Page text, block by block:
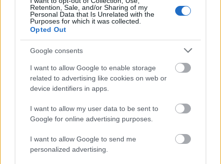
Retention, Sale, and/or Sharing of my
Personal Data that Is Unrelated with the
Purposes for which it was collected.
Opted Out
Google consents
I want to allow Google to enable storage
related to advertising like cookies on web or
device identifiers in apps.
I want to allow my user data to be sent to
Google for online advertising purposes.
I want to allow Google to send me
personalized advertising.
minőségben a félóránkénti zeneismétlések miatt
még a 128 MB-os pendrive-om is jobb tőle -
gondolok itt a rajta elférő változatos zenék számára.
Szerencsére a vidéki rádiók arányaiban igenis
felveszik a versenyt a ClassFM-mel. A jobbnál jobb,
és változatosabb zenéket pedig már ne is említsük.
11 éve
@Övönaluli Lali : Jenő írta, a többi stimmol.